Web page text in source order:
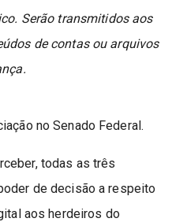
Serão transmitidos aos
de contas ou arquivos
no Senado Federal.
todas as três
de decisão a respeito
aos herdeiros do